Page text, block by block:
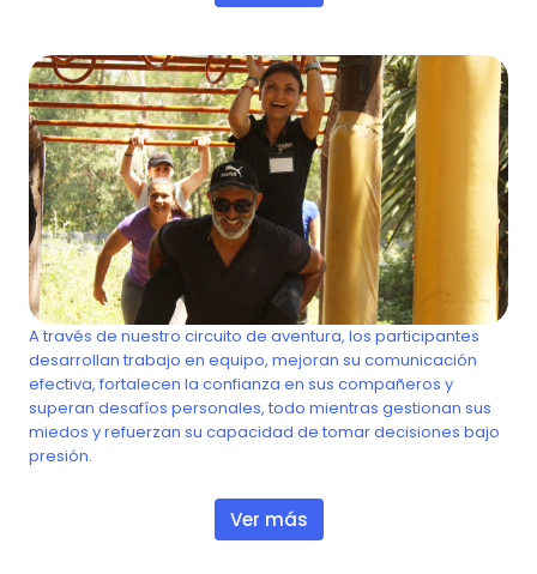
Circuito Aventura
A través de nuestro circuito de aventura, los participantes
desarrollan trabajo en equipo, mejoran su comunicación
efectiva, fortalecen la confianza en sus compañeros y
superan desafíos personales, todo mientras gestionan sus
miedos y refuerzan su capacidad de tomar decisiones bajo
presión.
Ver más